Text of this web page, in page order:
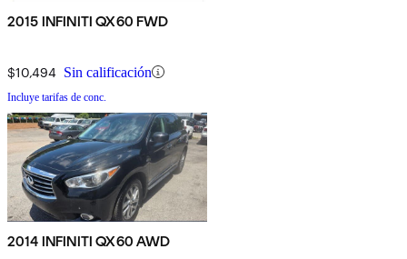
2015 INFINITI QX60 FWD
$10,494 Sin calificación
Incluye tarifas de conc.
2014 INFINITI QX60 AWD